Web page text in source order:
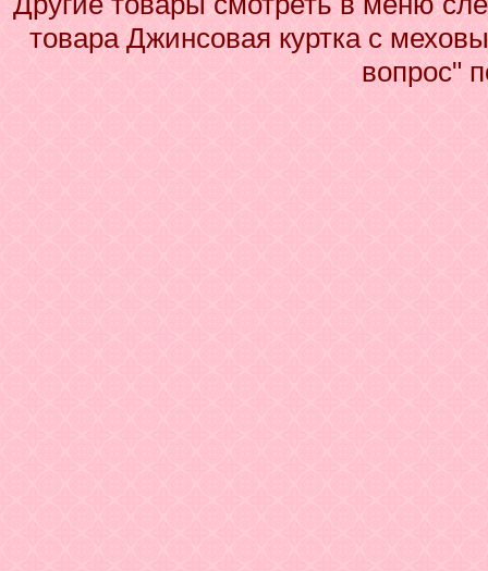
товара Джинсовая куртка с
вопрос"